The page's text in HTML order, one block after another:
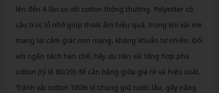
lên đến 4 lần so với cotton thông thường. Polyester có
cấu trúc lỗ nhỏ giúp thoát ẩm hiệu quả, trong khi vải mè
mang lại cảm giác mịn màng, kháng khuẩn tự nhiên. Đối
với ngân sách hạn chế, hãy ưu tiên vải tổng hợp pha
cotton (tỷ lệ 80/20) để cân bằng giữa giá rẻ và hiệu suất.
Tránh vải cotton 100% vì chúng giữ nước lâu, gây nặng